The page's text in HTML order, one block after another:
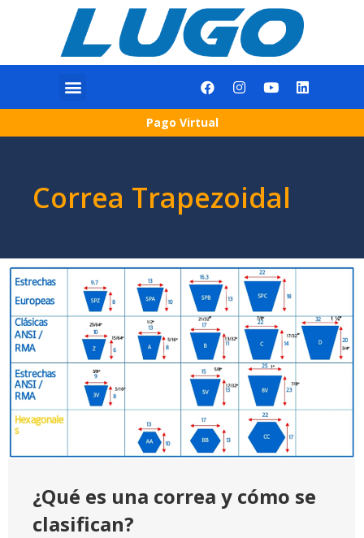
Pago Virtual
Correa Trapezoidal
¿Qué es una correa y cómo se
clasifican?